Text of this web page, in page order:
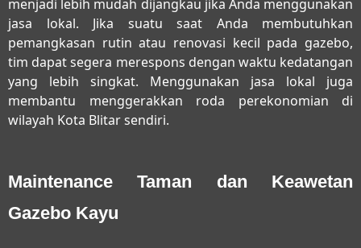
menjadi lebih mudah dijangkau jika Anda menggunakan
jasa lokal. Jika suatu saat Anda membutuhkan
pemangkasan rutin atau renovasi kecil pada gazebo,
tim dapat segera merespons dengan waktu kedatangan
yang lebih singkat. Menggunakan jasa lokal juga
membantu menggerakkan roda perekonomian di
wilayah Kota Blitar sendiri.
Maintenance Taman dan Keawetan
Gazebo Kayu